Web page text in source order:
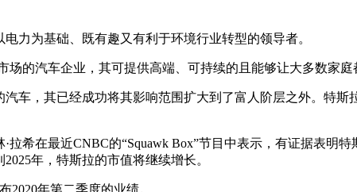
力为基础、既有趣又有利于环境行业转型的领导者。
场的汽车企业，其可提供高端、可持续的且能够让大多数家庭
车，其已经成功将其影响范围扩大到了富人阶层之外。特斯
希在最近CNBC的“Squawk Box”节目中表示，有证据表明
年，特斯拉的市值将继续增长。
布2020年第二季度的业绩。